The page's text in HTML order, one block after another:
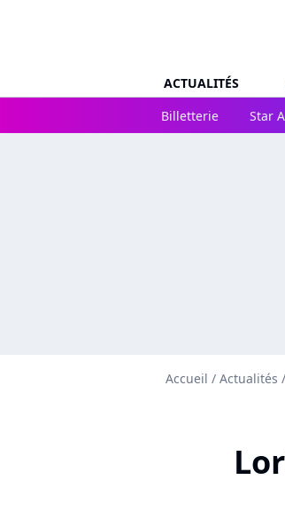
ACTUALITÉS
Billetterie
Star
Accueil / Actualités /